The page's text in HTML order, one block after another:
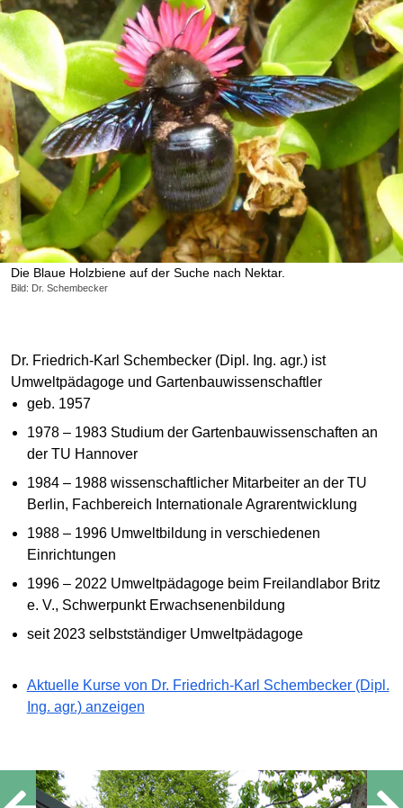
Die Blaue Holzbiene auf der Suche nach Nektar.
Bild: Dr. Schembecker
Dr. Friedrich-Karl Schembecker (Dipl. Ing. agr.) ist
Umweltpädagoge und Gartenbauwissenschaftler
geb. 1957
1978 – 1983 Studium der Gartenbauwissenschaften an
der TU Hannover
1984 – 1988 wissenschaftlicher Mitarbeiter an der TU
Berlin, Fachbereich Internationale Agrarentwicklung
1988 – 1996 Umweltbildung in verschiedenen
Einrichtungen
1996 – 2022 Umweltpädagoge beim Freilandlabor Britz
e. V., Schwerpunkt Erwachsenenbildung
seit 2023 selbstständiger Umweltpädagoge
Aktuelle Kurse von Dr. Friedrich-Karl Schembecker (Dipl.
Ing. agr.) anzeigen